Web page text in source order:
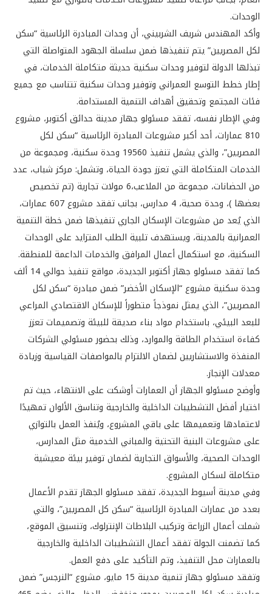
الوحدات.
وأكد المهندس شريف الشربيني، أن وحدات المبادرة الرئاسية “سكن
لكل المصريين” يتم تنفيذها ضمن سلسلة الجهود المتواصلة التي
تبذلها الدولة لتوفير وحدات سكنية حديثة متكاملة الخدمات، في
إطار خطط التوسع العمراني وتوفير وحدات سكنية تتناسب مع جميع
فئات المجتمع وتحقيق أهداف التنمية المستدامة.
وفي الإطار نفسه، تفقد مسئولو جهاز مدينة حدائق أكتوبر، مشروع
810 عمارات، أحد أكبر مشروعات المبادرة الرئاسية “سكن لكل
المصريين”، والذي يشمل تنفيذ 19560 وحدة سكنية، ومجموعة من
الخدمات المتكاملة التي تعزز جودة الحياة، وتشمل: مركز شباب، عدد
من الحضانات، مجموعة من الملاعب،6 مولات تجارية (تم تخصيص
بعضها )، وحدة صحية، 4 مدارس، بجانب تفقد مشروع 607 عمارات،
الذي يُعد من مشروعات الإسكان الجاري تنفيذها ضمن خطة التنمية
العمرانية بالمدينة، ويستهدف تلبية الطلب المتزايد على الوحدات
السكنية، مع استكمال أعمال المرافق والخدمات الداعمة للمنطقة.
كما تفقد مسئولو جهاز أكتوبر الجديدة، مواقع تنفيذ حوالي 14 ألف
وحدة سكنية مشروع “الإسكان الأخضر” ضمن مبادرة “سكن لكل
المصريين”، الذي يمثل نموذجاً متطوراً للإسكان الاقتصادي المراعي
للبعد البيئي، باستخدام مواد بناء صديقة للبيئة وتصميمات تعزز
كفاءة استخدام الطاقة والموارد، وذلك بحضور مسئولي الشركات
المنفذة والاستشاريين لضمان الالتزام بالمواصفات القياسية وزيادة
معدلات الإنجاز.
وأوضح مسئولو الجهاز أن العمارات أوشكت على الانتهاء، حيث تم
اختيار أفضل التشطيبات الداخلية والخارجية وتناسق الألوان تمهيدًا
لاعتمادها وتعميمها على باقي المشروع، ويُنفذ العمل بالتوازي
على مشروعات البنية التحتية والمباني الخدمية مثل المدارس،
الوحدات الصحية، والأسواق التجارية لضمان توفير بيئة معيشية
متكاملة لسكان المشروع.
وفي مدينة أسيوط الجديدة، تفقد مسئولو الجهاز تقدم الأعمال
بعدد من عمارات المبادرة الرئاسية “سكن كل المصريين”، والتي
شملت أعمال الزراعة وتركيب البلاطات الإنترلوك، وتنسيق الموقع،
كما تضمنت الجولة تفقد أعمال التشطيبات الداخلية والخارجية
بالعمارات محل التنفيذ، وتم التأكيد على دفع العمل.
وتفقد مسئولو جهاز تنمية مدينة 15 مايو، مشروع “النرجس” ضمن